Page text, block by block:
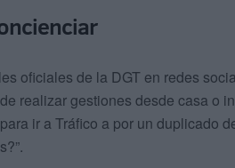
oficiales de la DGT en redes
realizar gestiones desde casa o
ir a Tráfico a por un duplicado